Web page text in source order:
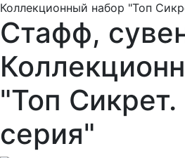
Коллекционный набор "Топ
Стафф,
"Топ Сикрет.
серия"